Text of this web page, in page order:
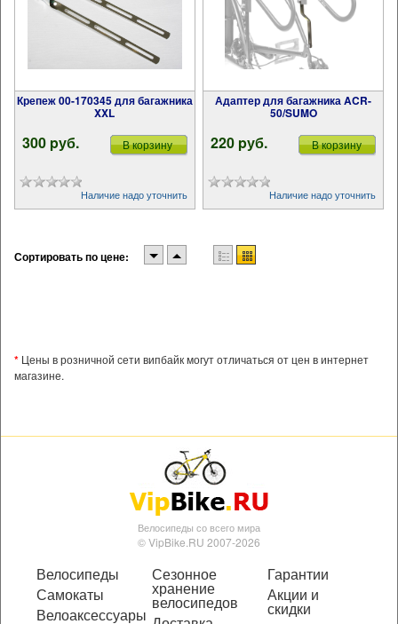
Крепеж 00-170345 для багажника
XXL
300 pуб. В корзину
Наличие надо уточнить
Адаптер для багажника ACR-
50/SUMO
220 pуб. В корзину
Наличие надо уточнить
Сортировать по цене:
* Цены в розничной сети випбайк могут отличаться от цен в интернет
магазине.
Велосипеды со всего мира
© VipBike.RU 2007-2026
Велосипеды
Самокаты
Велоаксессуары
Сезонное
хранение
велосипедов
Гарантии
Акции и
скидки